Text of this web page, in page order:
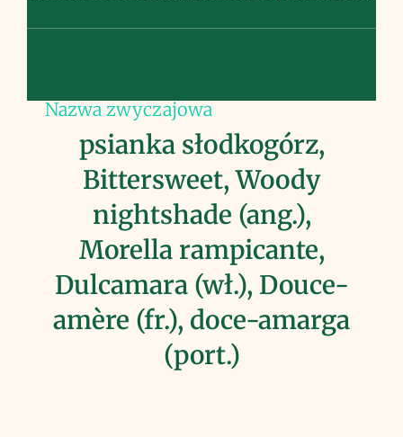
Nazwa zwyczajowa
psianka słodkogórz,
Bittersweet, Woody
nightshade (ang.),
Morella rampicante,
Dulcamara (wł.), Douce-
amère (fr.), doce-amarga
(port.)